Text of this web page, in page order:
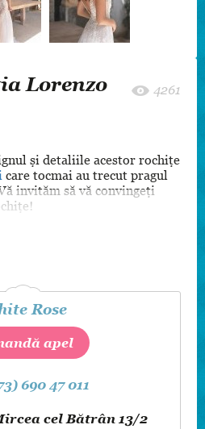
Lorenzo
4261
și detaliile acestor rochițe
care tocmai au trecut pragul
invităm să vă convingeți
Rose
apel
690 47 011
cel Bătrân 13/2